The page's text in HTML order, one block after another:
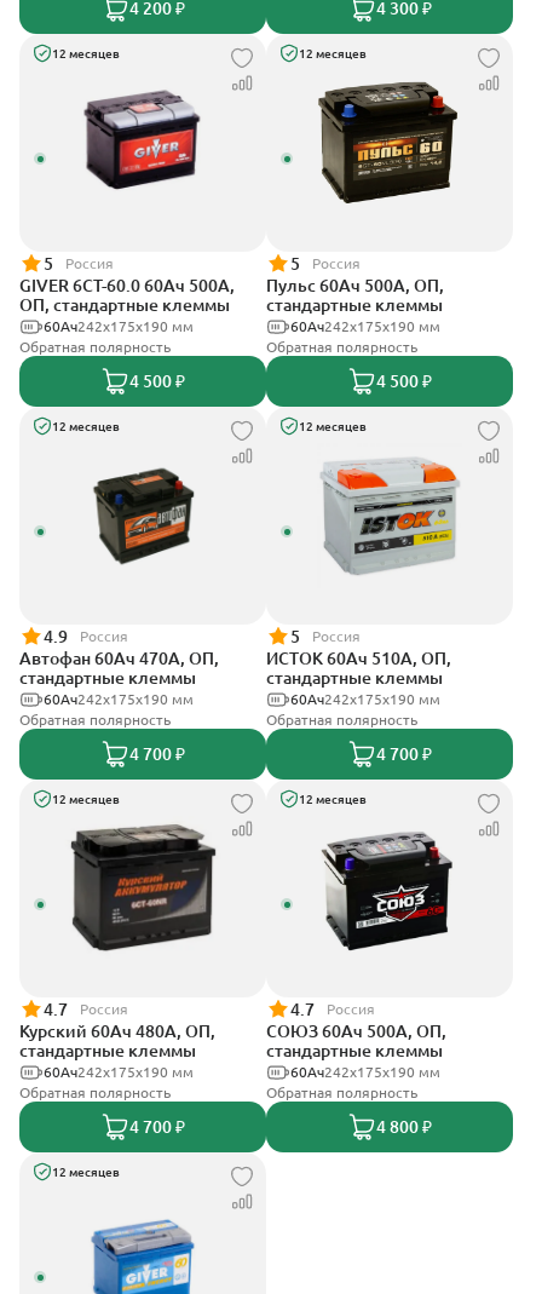
4 200 ₽ 4 300 ₽
12 месяцев
5 Россия
GIVER 6СТ-60.0 60Ач 500А,
ОП, стандартные клеммы
242х175х190 мм
60Ач
Обратная полярность
4 500 ₽
12 месяцев
5 Россия
Пульс 60Ач 500А, ОП,
стандартные клеммы
242x175x190 мм
60Ач
Обратная полярность
4 500 ₽
12 месяцев
4.9 Россия
Автофан 60Ач 470А, ОП,
стандартные клеммы
242х175х190 мм
60Ач
Обратная полярность
4 700 ₽
12 месяцев
5 Россия
ИСТОК 60Ач 510А, ОП,
стандартные клеммы
242x175x190 мм
60Ач
Обратная полярность
4 700 ₽
12 месяцев
4.7 Россия
Курский 60Ач 480А, ОП,
стандартные клеммы
242x175x190 мм
60Ач
Обратная полярность
4 700 ₽
12 месяцев
4.7 Россия
СОЮЗ 60Ач 500А, ОП,
стандартные клеммы
242x175x190 мм
60Ач
Обратная полярность
4 800 ₽
12 месяцев